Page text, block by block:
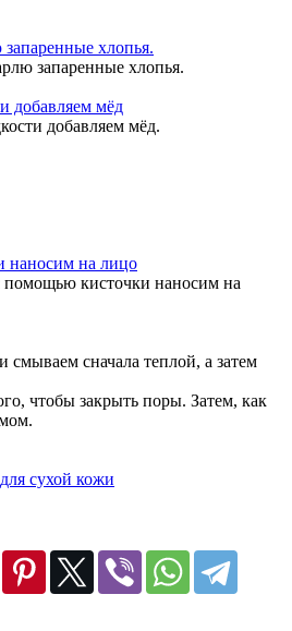
запаренные хлопья.
добавляем мёд.
кисточки наносим на
сначала теплой, а затем
чтобы закрыть поры. Затем, как